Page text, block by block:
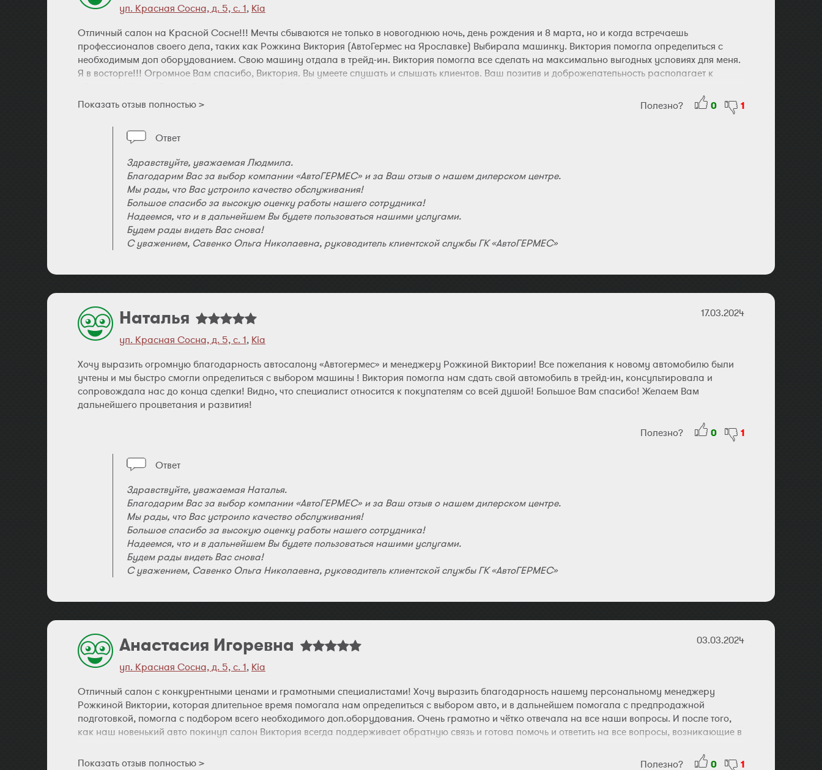
ул. Красная Сосна, д. 5, с. 1, Kia
Отличный салон на Красной Сосне!!! Мечты сбываются не только в новогоднюю ночь, день рождения и 8 марта, но и когда встречаешь
профессионалов своего дела, таких как Рожкина Виктория (АвтоГермес на Ярославке) Выбирала машинку. Виктория помогла определиться с
необходимым доп оборудованием. Свою машину отдала в трейд-ин. Виктория помогла все сделать на максимально выгодных условиях для меня.
Я в восторге!!! Огромное Вам спасибо, Виктория. Вы умеете слушать и слышать клиентов. Ваш позитив и доброжелательность располагает к
Показать отзыв полностью >
Полезно? 0 1
Ответ
Здравствуйте, уважаемая Людмила.
Благодарим Вас за выбор компании «АвтоГЕРМЕС» и за Ваш отзыв о нашем дилерском центре.
Мы рады, что Вас устроило качество обслуживания!
Большое спасибо за высокую оценку работы нашего сотрудника!
Надеемся, что и в дальнейшем Вы будете пользоваться нашими услугами.
Будем рады видеть Вас снова!
С уважением, Савенко Ольга Николаевна, руководитель клиентской службы ГК «АвтоГЕРМЕС»
Наталья
ул. Красная Сосна, д. 5, с. 1, Kia
17.03.2024
Хочу выразить огромную благодарность автосалону «Автогермес» и менеджеру Рожкиной Виктории! Все пожелания к новому автомобилю были
учтены и мы быстро смогли определиться с выбором машины ! Виктория помогла нам сдать свой автомобиль в трейд-ин, консультировала и
сопровождала нас до конца сделки! Видно, что специалист относится к покупателям со всей душой! Большое Вам спасибо! Желаем Вам
дальнейшего процветания и развития!
Полезно? 0 1
Ответ
Здравствуйте, уважаемая Наталья.
Благодарим Вас за выбор компании «АвтоГЕРМЕС» и за Ваш отзыв о нашем дилерском центре.
Мы рады, что Вас устроило качество обслуживания!
Большое спасибо за высокую оценку работы нашего сотрудника!
Надеемся, что и в дальнейшем Вы будете пользоваться нашими услугами.
Будем рады видеть Вас снова!
С уважением, Савенко Ольга Николаевна, руководитель клиентской службы ГК «АвтоГЕРМЕС»
Анастасия Игоревна
ул. Красная Сосна, д. 5, с. 1, Kia
03.03.2024
Отличный салон с конкурентными ценами и грамотными специалистами! Хочу выразить благодарность нашему персональному менеджеру
Рожкиной Виктории, которая длительное время помогала нам определиться с выбором авто, и в дальнейшем помогала с предпродажной
подготовкой, помогла с подбором всего необходимого доп.оборудования. Очень грамотно и чётко отвечала на все наши вопросы. И после того,
как наш новенький авто покинул салон Виктория всегда поддерживает обратную связь и готова помочь и ответить на все вопросы, возникающие в
Показать отзыв полностью >
Полезно? 0 1